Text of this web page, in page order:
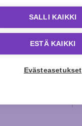
SALLI KAIKKI
ESTÄ KAIKKI
Evästeasetukset